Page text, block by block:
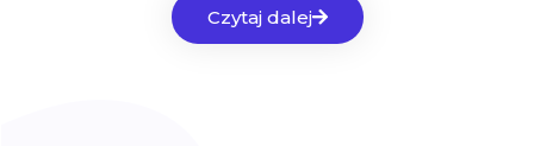
Czytaj dalej